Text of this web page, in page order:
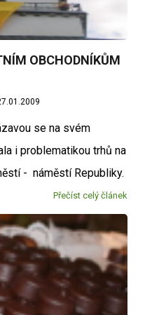
OBCHODNÍKŮM
se na svém
i problematikou trhů na
- náměstí Republiky.
Přečíst celý článek